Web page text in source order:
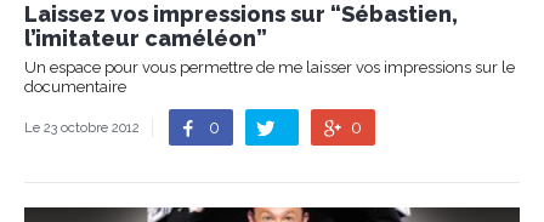
Laissez vos impressions sur “Sébastien,
l’imitateur caméléon”
Un espace pour vous permettre de me laisser vos impressions sur le
documentaire
Le 23 octobre 2012 0 0